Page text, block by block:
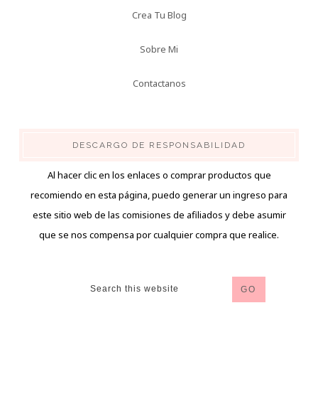
Crea Tu Blog
Sobre Mi
Contactanos
DESCARGO DE RESPONSABILIDAD
Al hacer clic en los enlaces o comprar productos que
recomiendo en esta página, puedo generar un ingreso para
este sitio web de las comisiones de afiliados y debe asumir
que se nos compensa por cualquier compra que realice.